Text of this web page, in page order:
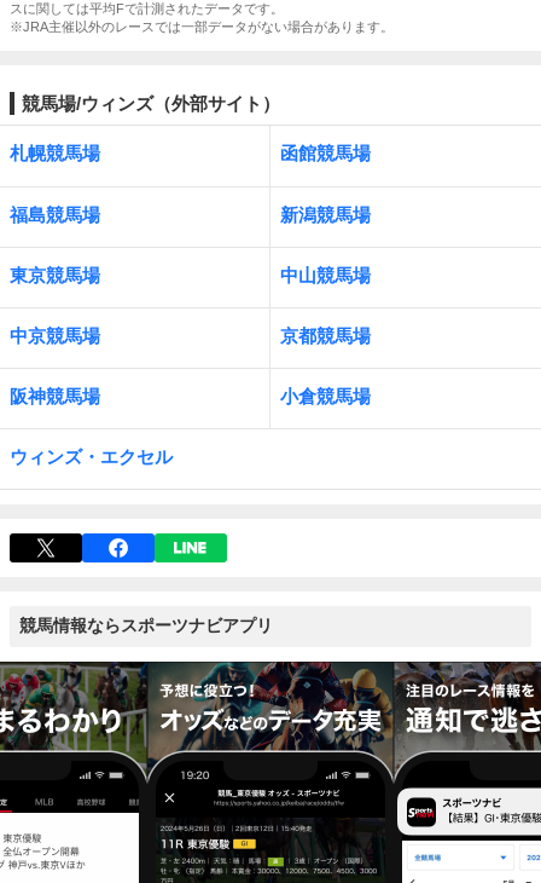
スに関しては平均Fで計測されたデータです。
※JRA主催以外のレースでは一部データがない場合があります。
競馬場/ウィンズ（外部サイト）
札幌競馬場 函館競馬場
福島競馬場 新潟競馬場
東京競馬場 中山競馬場
中京競馬場 京都競馬場
阪神競馬場 小倉競馬場
ウィンズ・エクセル
競馬情報ならスポーツナビアプリ